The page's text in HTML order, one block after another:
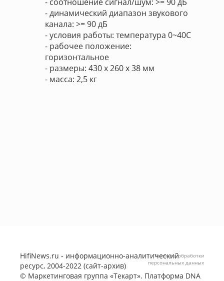
- динамический диапазон звукового
канала: >= 90 дБ
- условия работы: температура 0~40C
- рабочее положение:
горизонтальное
- размеры: 430 х 260 х 38 мм
- масса: 2,5 кг
HifiNews.ru - информационно-аналитический
ресурс, 2004-2022 (сайт-архив)
© Маркетинговая группа «Текарт». Платформа DNA
Политика обработки
персональных данных